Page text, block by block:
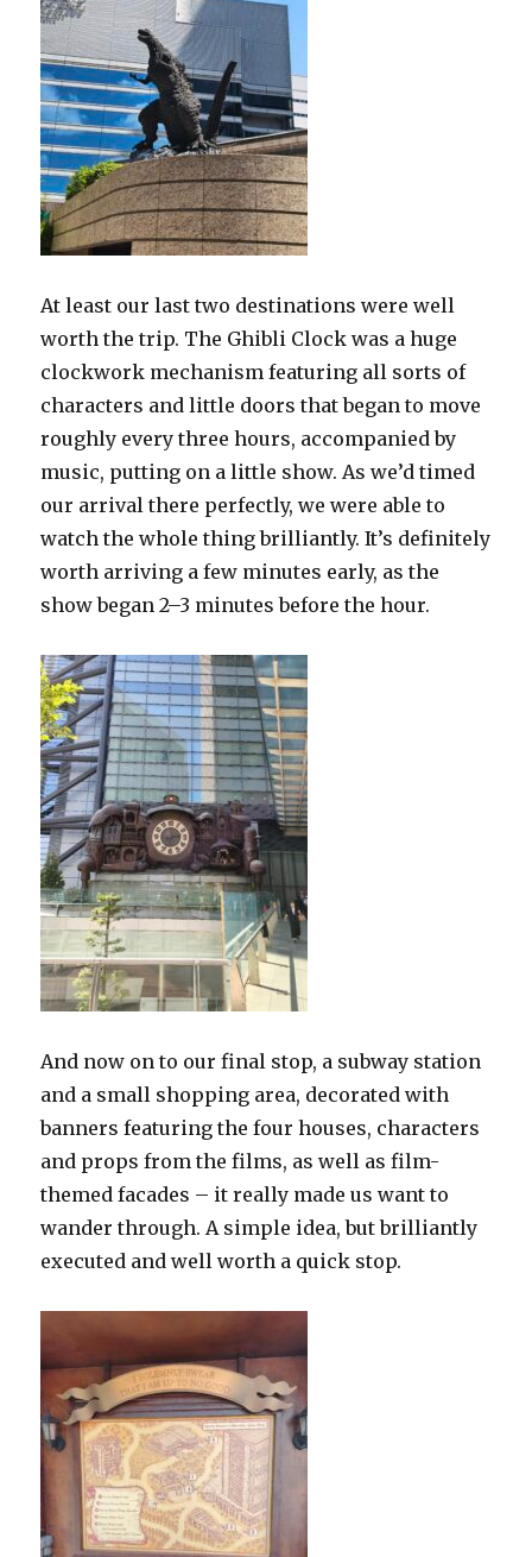
At least our last two destinations were well
worth the trip. The Ghibli Clock was a huge
clockwork mechanism featuring all sorts of
characters and little doors that began to move
roughly every three hours, accompanied by
music, putting on a little show. As we’d timed
our arrival there perfectly, we were able to
watch the whole thing brilliantly. It’s definitely
worth arriving a few minutes early, as the
show began 2–3 minutes before the hour.
And now on to our final stop, a subway station
and a small shopping area, decorated with
banners featuring the four houses, characters
and props from the films, as well as film-
themed facades – it really made us want to
wander through. A simple idea, but brilliantly
executed and well worth a quick stop.